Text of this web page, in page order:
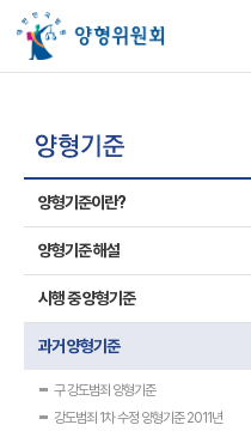
본문 바로가기
주메뉴 바로가기
상위메뉴 바로가기
하위메뉴 바로가기
양형기준이란?
양형기준 해설
시행 중 양형기준
과거 양형기준
구 강도범죄 양형기준
강도범죄 1차 수정 양형기준 2011년